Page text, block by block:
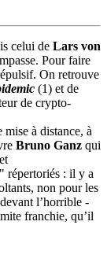
celui de Lars von
Pour faire
On retrouve
(1) et de
de crypto-
à distance, à
Bruno Ganz qui
répertoriés : il y a
non pour les
l’horrible -
franchie, qu’il